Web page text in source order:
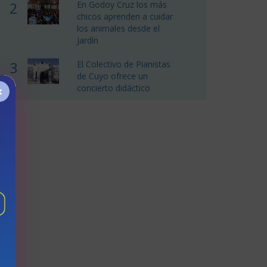
2
En Godoy Cruz los más
chicos aprenden a cuidar
los animales desde el
Jardín
3
El Colectivo de Pianistas
de Cuyo ofrece un
concierto didáctico